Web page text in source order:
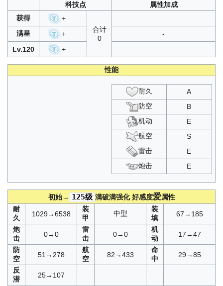
科技点
属性加成
获得
+
合计
0
满星 +
-
Lv.120
+
性能
耐久
A
防空
B
机动
E
航空
S
雷击
E
炮击
E
初始→ 125级 满破满强化好感度爱属性
耐
久
1029→6538
装
甲
中型
装
填
67→185
炮
击
0→0
雷
击
0→0
机
动
17→47
防
空
51→278
航
空
82→433
命
中
29→85
反
潜
25→107